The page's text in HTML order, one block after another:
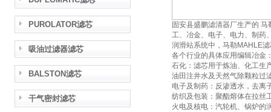
PUROLATOR滤芯
吸油过滤器滤芯
BALSTON滤芯
干气密封滤芯
固安县盛鹏滤清器厂生产的
工、冶金、电子、电力、制药
润滑站系统中，马勒MAHLE
各个行业的具体应用编辑冶金
石化：滤芯用于炼油、化工生
油田注井水及天然气除颗粒过
电子及制药：反渗透水，去离
纺织及包装：聚酯熔体在拉丝
火电及核电：汽轮机、锅炉的